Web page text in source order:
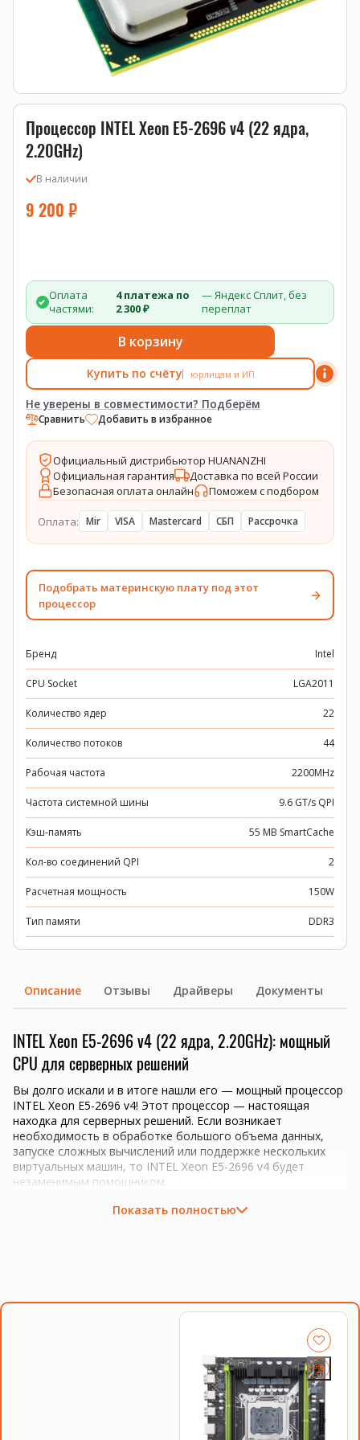
Процессор INTEL Xeon E5-2696 v4 (22 ядра,
2.20GHz)
В наличии
9 200 ₽
Оплата
частями:
4 платежа по
2 300 ₽
— Яндекс Сплит, без
переплат
В корзину
Купить по счёту юрлицам и ИП
Не уверены в совместимости? Подберём
Сравнить Добавить в избранное
Официальный дистрибьютор HUANANZHI
Официальная гарантия
Доставка по всей России
Безопасная оплата онлайн
Поможем с подбором
Оплата: Mir VISA Mastercard СБП Рассрочка
Подобрать материнскую плату под этот
процессор
Бренд Intel
CPU Socket LGA2011
Количество ядер 22
Количество потоков 44
Рабочая частота 2200MHz
Частота системной шины 9.6 GT/s QPI
Кэш-память 55 MB SmartCache
Кол-во соединений QPI 2
Расчетная мощность 150W
Тип памяти DDR3
Описание Отзывы Драйверы Документы
INTEL Xeon E5-2696 v4 (22 ядра, 2.20GHz): мощный
CPU для серверных решений
Вы долго искали и в итоге нашли его — мощный процессор
INTEL Xeon E5-2696 v4! Этот процессор — настоящая
находка для серверных решений. Если возникает
необходимость в обработке большого объема данных,
запуске сложных вычислений или поддержке нескольких
виртуальных машин, то INTEL Xeon E5-2696 v4 будет
незаменимым помощником.
22
INTEL Xeon E5-2696 v4 идеально подходит для
использования в серверной сфере. Будь то создание
мощного игрового сервера, поддержка искусственного
интеллекта в медицине или использование в системе 1C,
этот процессор справится с любой задачей. Неважно,
Показать полностью